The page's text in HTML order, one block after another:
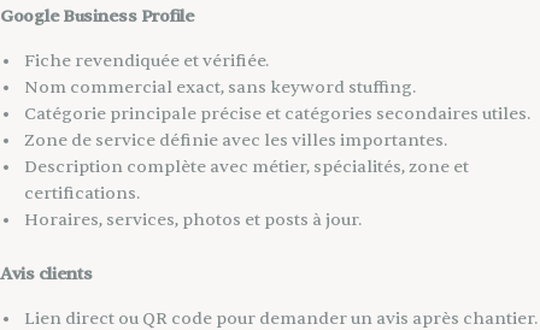
Google Business Profile
Fiche revendiquée et vérifiée.
Nom commercial exact, sans keyword stuffing.
Catégorie principale précise et catégories secondaires utiles.
Zone de service définie avec les villes importantes.
Description complète avec métier, spécialités, zone et
certifications.
Horaires, services, photos et posts à jour.
Avis clients
Lien direct ou QR code pour demander un avis après chantier.